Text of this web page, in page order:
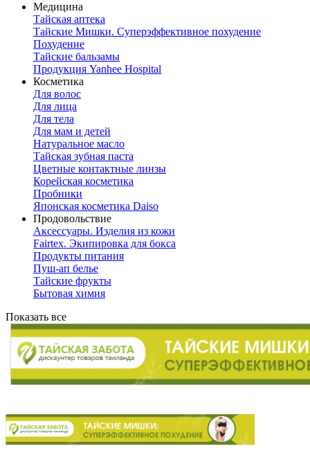
Медицина
Тайская аптека
Тайские Мишки. Суперэффективное похудение
Похудение
Тайские бальзамы
Продукция Yanhee Hospital
Косметика
Для волос
Для лица
Для тела
Для мам и детей
Натуральное масло
Тайская зубная паста
Цветные контактные линзы
Корейская косметика
Пробники
Японская косметика Daiso
Продовольствие
Аксессуары. Изделия из кожи
Fairtex. Экипировка для бокса
Продукты питания
Пуш-ап белье
Тайские фрукты
Бытовая химия
Показать все